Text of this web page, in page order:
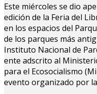
Este miércoles se dio
edición de la Feria del
en los espacios del
de los parques más
Instituto Nacional de
ente adscrito al
para el Ecosocialismo
evento organizado por